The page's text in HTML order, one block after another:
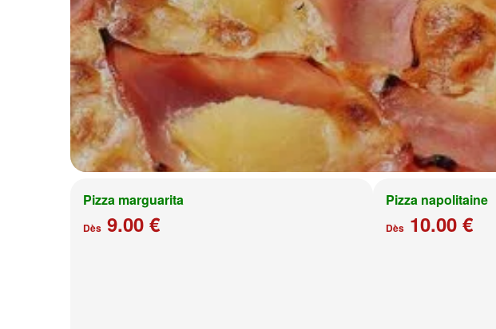
Pizza marguarita
Dès 9.00 €
Pizza napolitaine
Dès10.00 €